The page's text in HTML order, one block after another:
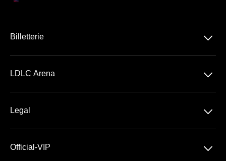
Billetterie 􀆈
Sports
LDLC Arena 􀆈
Premium | Les Terrasses
Legal 􀆈
Official-VIP 􀆈